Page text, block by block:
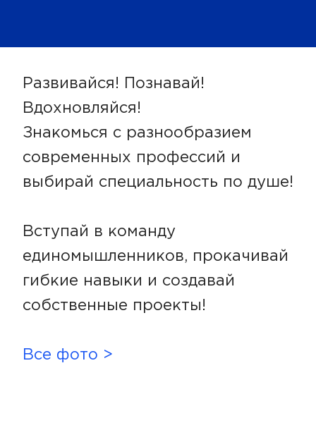
Развивайся! Познавай!
Вдохновляйся!
Знакомься с разнообразием
современных профессий и
выбирай специальность по душе!
Вступай в команду
единомышленников, прокачивай
гибкие навыки и создавай
собственные проекты!
Все фото >